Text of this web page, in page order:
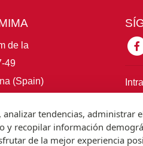
de la
49
(Spain)
tendencias, administrar
recopilar información
de la mejor experiencia